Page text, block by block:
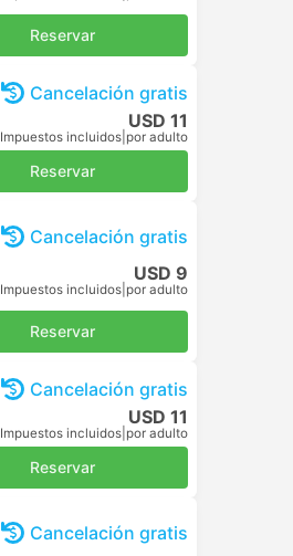
Reservar
Cancelación gratis
USD 11
Impuestos incluidos por adulto
Reservar
Cancelación gratis
USD 9
Impuestos incluidos por adulto
Reservar
Cancelación gratis
USD 11
Impuestos incluidos por adulto
Reservar
Cancelación gratis